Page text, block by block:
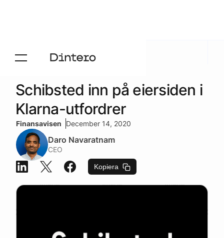
Aktuelt Press
Schibsted inn på eiersiden i
Klarna-utfordrer
Finansavisen December 14, 2020
Daro Navaratnam
CEO
Kopiera